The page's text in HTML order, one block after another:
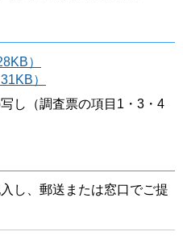
）
）
し（調査票の項目1・3・4
し、郵送または窓口でご提